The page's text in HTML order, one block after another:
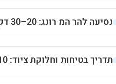
נסיעה להר המ רונג: 20–30 דק'
תדריך בטיחות וחלוקת ציוד: 10–15 דק'